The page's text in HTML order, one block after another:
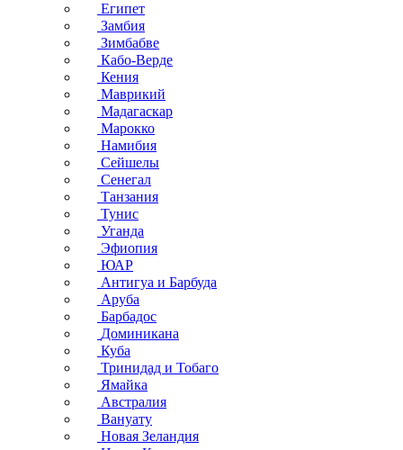
Египет
Замбия
Зимбабве
Кабо-Верде
Кения
Маврикий
Мадагаскар
Марокко
Намибия
Сейшелы
Сенегал
Танзания
Тунис
Уганда
Эфиопия
ЮАР
Антигуа и Барбуда
Аруба
Барбадос
Доминикана
Куба
Тринидад и Тобаго
Ямайка
Австралия
Вануату
Новая Зеландия